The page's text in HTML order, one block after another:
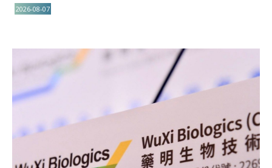
2026-08-07